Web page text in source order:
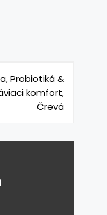
Probiotiká &
komfort,
Črevá